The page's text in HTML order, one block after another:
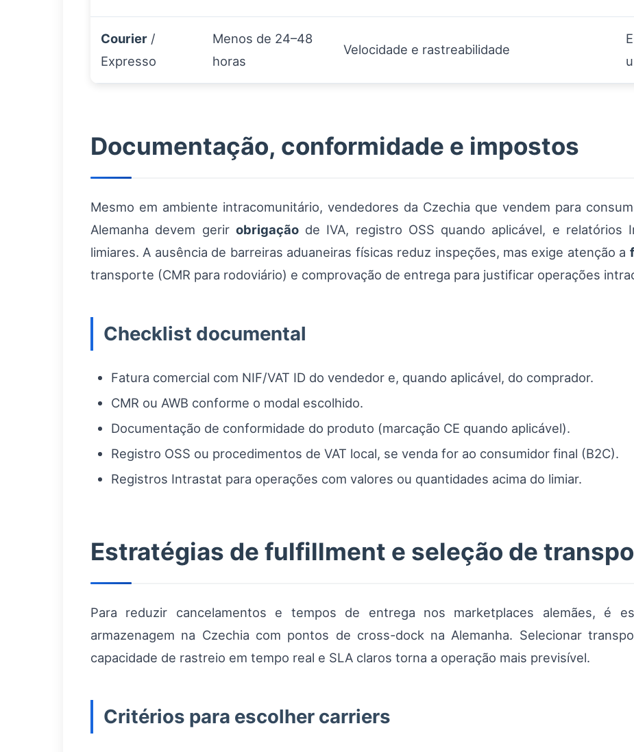
Courier /
Expresso
Menos de 24–48
horas
Velocidade e rastreabilidade
Documentação, conformidade e impostos
Mesmo em ambiente intracomunitário, vendedores da Czechia que vendem para
Alemanha devem gerir obrigaçãode IVA, registro OSS quando aplicável, e relatórios
limiares. A ausência de barreiras aduaneiras físicas reduz inspeções, mas exige atenção a
transporte (CMR para rodoviário) e comprovação de entrega para justificar operações
Checklist documental
Fatura comercial com NIF/VAT ID do vendedor e, quando aplicável, do comprador.
CMR ou AWB conforme o modal escolhido.
Documentação de conformidade do produto (marcação CE quando aplicável).
Registro OSS ou procedimentos de VAT local, se venda for ao consumidor final (B2C).
Registros Intrastat para operações com valores ou quantidades acima do limiar.
Estratégias de fulfillment e seleção de
Para reduzir cancelamentos e tempos de entrega nos marketplaces alemães, é
armazenagem na Czechia com pontos de cross-dock na Alemanha. Selecionar
capacidade de rastreio em tempo real e SLA claros torna a operação mais previsível.
Critérios para escolher carriers